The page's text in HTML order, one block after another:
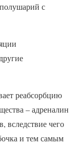
с
реабсорбцию
– адреналин
вследствие чего
и тем самым